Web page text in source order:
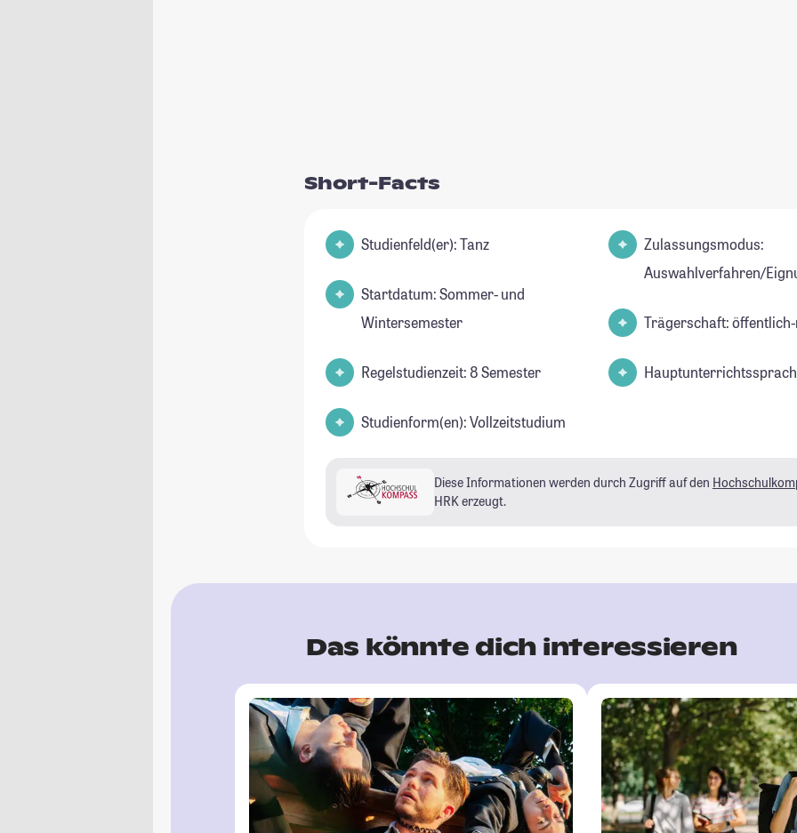
Short-Facts
Studienfeld(er): Tanz
Startdatum: Sommer- und
Wintersemester
Regelstudienzeit: 8 Semester
Studienform(en): Vollzeitstudium
Zulassungsmodus:
Auswahlverfahren/
Trägerschaft:
Diese Informationen werden durch Zugriff auf den
HRK erzeugt.
Das könnte dich interessieren